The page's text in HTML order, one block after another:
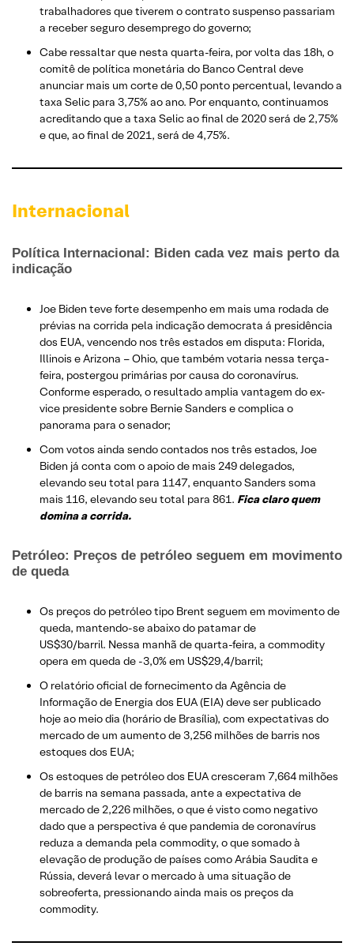
trabalhadores que tiverem o contrato suspenso passariam
a receber seguro desemprego do governo;
Cabe ressaltar que nesta quarta-feira, por volta das 18h, o
comitê de política monetária do Banco Central deve
anunciar mais um corte de 0,50 ponto percentual, levando a
taxa Selic para 3,75% ao ano. Por enquanto, continuamos
acreditando que a taxa Selic ao final de 2020 será de 2,75%
e que, ao final de 2021, será de 4,75%.
Internacional
Política Internacional: Biden cada vez mais perto da
indicação
Joe Biden teve forte desempenho em mais uma rodada de
prévias na corrida pela indicação democrata á presidência
dos EUA, vencendo nos três estados em disputa: Florida,
Illinois e Arizona – Ohio, que também votaria nessa terça-
feira, postergou primárias por causa do coronavírus.
Conforme esperado, o resultado amplia vantagem do ex-
vice presidente sobre Bernie Sanders e complica o
panorama para o senador;
Com votos ainda sendo contados nos três estados, Joe
Biden já conta com o apoio de mais 249 delegados,
elevando seu total para 1147, enquanto Sanders soma
mais 116, elevando seu total para 861. Fica claro quem
domina a corrida.
Petróleo: Preços de petróleo seguem em movimento
de queda
Os preços do petróleo tipo Brent seguem em movimento de
queda, mantendo-se abaixo do patamar de
US$30/barril. Nessa manhã de quarta-feira, a commodity
opera em queda de -3,0% em US$29,4/barril;
O relatório oficial de fornecimento da Agência de
Informação de Energia dos EUA (EIA) deve ser publicado
hoje ao meio dia (horário de Brasília), com expectativas do
mercado de um aumento de 3,256 milhões de barris nos
estoques dos EUA;
Os estoques de petróleo dos EUA cresceram 7,664 milhões
de barris na semana passada, ante a expectativa de
mercado de 2,226 milhões, o que é visto como negativo
dado que a perspectiva é que pandemia de coronavírus
reduza a demanda pela commodity, o que somado à
elevação de produção de países como Arábia Saudita e
Rússia, deverá levar o mercado à uma situação de
sobreoferta, pressionando ainda mais os preços da
commodity.